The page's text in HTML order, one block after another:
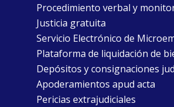
Procedimiento verbal y
Justicia gratuita
Servicio Electrónico de
Plataforma de liquidación de
Depósitos y consignaciones
Apoderamientos apud acta
Pericias extrajudiciales